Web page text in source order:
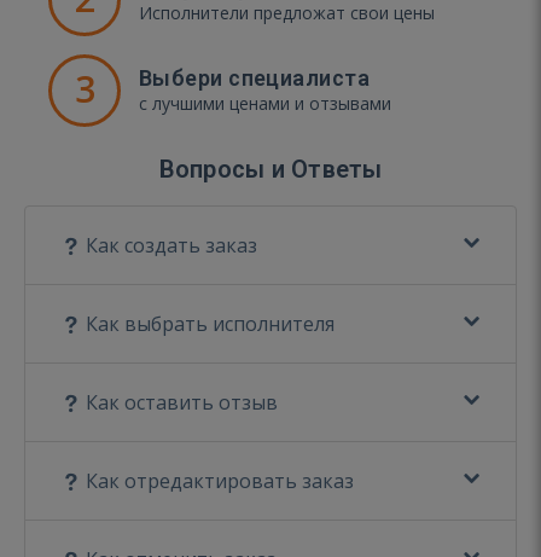
Исполнители предложат свои цены
3 Выбери специалиста
с лучшими ценами и отзывами
Вопросы и Ответы
Как создать заказ
Как выбрать исполнителя
Как оставить отзыв
Как отредактировать заказ